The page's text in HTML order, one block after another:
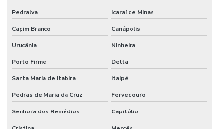
Pedralva Icaraí de Minas
Capim Branco Canápolis
Urucânia Ninheira
Porto Firme Delta
Santa Maria de Itabira Itaipé
Pedras de Maria da Cruz Fervedouro
Senhora dos Remédios Capitólio